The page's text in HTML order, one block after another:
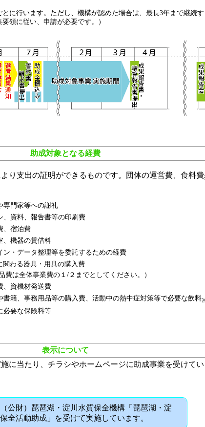
に行います。ただし、機構が認めた場合は、最長3年まで継続
領に従い、申請が必要です。）
助成対象となる経費
り支出の証明ができるものです。団体の運営費、食料費
門家等への謝礼
資料、報告書等の印刷費
、宿泊費
機器の賃借料
・データ整理等を委託するための経費
わる器具・用具の購入費
品費は全体事業費の１/２までとしてください。）
資機材発送費
籍、事務用品等の購入費、活動中の熱中症対策等で必要な飲料
要な保険料等
表示について
に当たり、チラシやホームページに助成事業を受けて
公財）琵琶湖・淀川水質保全機構「琵琶湖・淀
全活動助成」を受けて実施しています。